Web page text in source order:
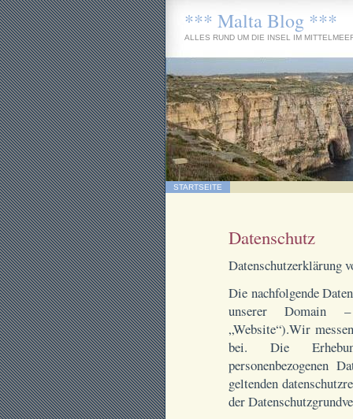
*** Malta Blog ***
ALLES RUND UM DIE INSEL IM
STARTSEITE
Datenschutz
Datenschutzerklärung
Die nachfolgende
unserer Domain –
„Website“).Wir
bei. Die
personenbezogenen
geltenden
der